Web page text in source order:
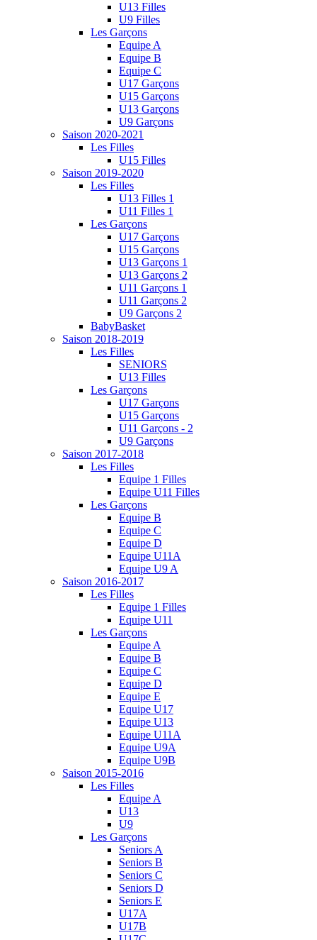
U13 Filles
U9 Filles
Les Garçons
Equipe A
Equipe B
Equipe C
U17 Garçons
U15 Garçons
U13 Garçons
U9 Garçons
Saison 2020-2021
Les Filles
U15 Filles
Saison 2019-2020
Les Filles
U13 Filles 1
U11 Filles 1
Les Garçons
U17 Garçons
U15 Garçons
U13 Garçons 1
U13 Garçons 2
U11 Garçons 1
U11 Garçons 2
U9 Garçons 2
BabyBasket
Saison 2018-2019
Les Filles
SENIORS
U13 Filles
Les Garçons
U17 Garçons
U15 Garçons
U11 Garçons - 2
U9 Garçons
Saison 2017-2018
Les Filles
Equipe 1 Filles
Equipe U11 Filles
Les Garçons
Equipe B
Equipe C
Equipe D
Equipe U11A
Equipe U9 A
Saison 2016-2017
Les Filles
Equipe 1 Filles
Equipe U11
Les Garçons
Equipe A
Equipe B
Equipe C
Equipe D
Equipe E
Equipe U17
Equipe U13
Equipe U11A
Equipe U9A
Equipe U9B
Saison 2015-2016
Les Filles
Equipe A
U13
U9
Les Garçons
Seniors A
Seniors B
Seniors C
Seniors D
Seniors E
U17A
U17B